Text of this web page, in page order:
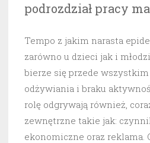
podrozdział pracy
Tempo z jakim narasta
zarówno u dzieci jak i
bierze się przede wszystkim
odżywiania i braku
rolę odgrywają również,
zewnętrzne takie jak:
ekonomiczne oraz reklama.